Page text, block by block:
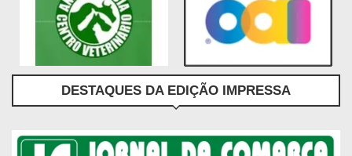
DESTAQUES DA EDIÇÃO IMPRESSA